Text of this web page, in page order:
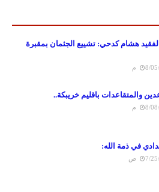
هشام كدحي: تشييع الجثمان بمقبرة
م
والمتقاعدات باقليم خريبكة..
م
في ذمة الله:
ص